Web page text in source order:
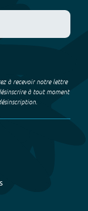
à recevoir notre lettre
à tout moment